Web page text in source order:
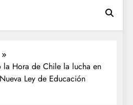
la Hora de Chile la lucha en
Ley de Educación